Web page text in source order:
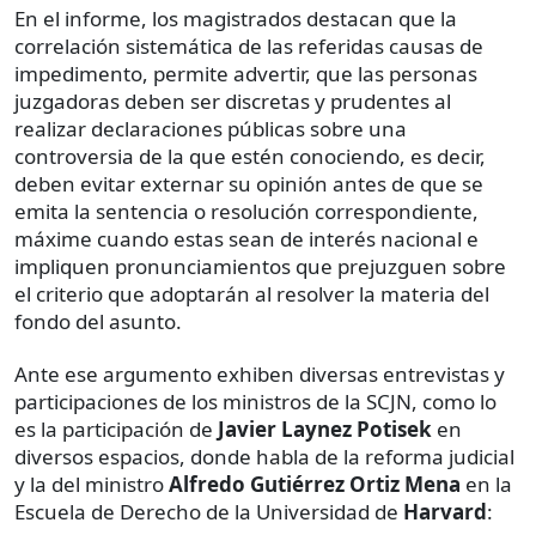
En el informe, los magistrados destacan que la
correlación sistemática de las referidas causas de
impedimento, permite advertir, que las personas
juzgadoras deben ser discretas y prudentes al
realizar declaraciones públicas sobre una
controversia de la que estén conociendo, es decir,
deben evitar externar su opinión antes de que se
emita la sentencia o resolución correspondiente,
máxime cuando estas sean de interés nacional e
impliquen pronunciamientos que prejuzguen sobre
el criterio que adoptarán al resolver la materia del
fondo del asunto.
Ante ese argumento exhiben diversas entrevistas y
participaciones de los ministros de la SCJN, como lo
es la participación de Javier Laynez Potisek en
diversos espacios, donde habla de la reforma judicial
y la del ministroAlfredo Gutiérrez Ortiz Mena en la
Escuela de Derecho de la Universidad de Harvard: